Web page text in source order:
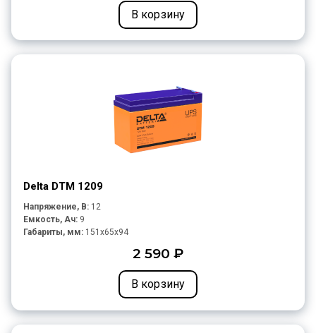
В корзину
Delta DTM 1209
Напряжение, В: 12
Емкость, Ач: 9
Габариты, мм: 151x65x94
2 590 ₽
В корзину